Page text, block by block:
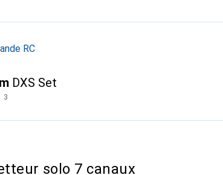
RC
DXS Set
3
solo 7 canaux